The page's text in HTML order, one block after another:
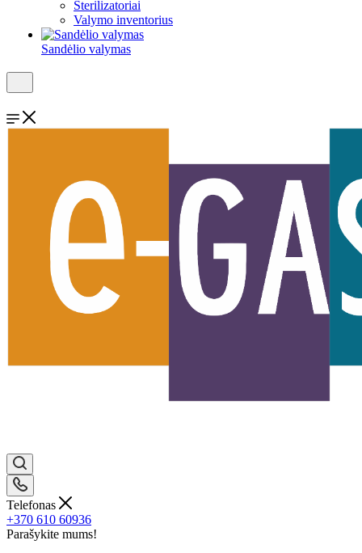
Sterilizatoriai
Valymo inventorius
Sandėlio valymas
Telefonas
+370 610 60936
Parašykite mums!